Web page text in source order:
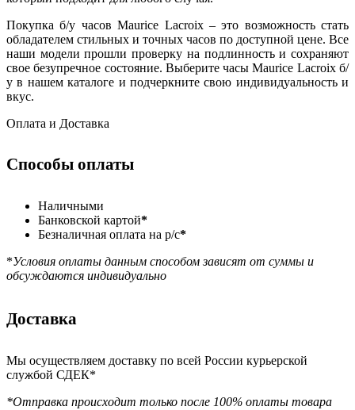
Покупка б/у часов Maurice Lacroix – это возможность стать
обладателем стильных и точных часов по доступной цене. Все
наши модели прошли проверку на подлинность и сохраняют
свое безупречное состояние. Выберите часы Maurice Lacroix б/
у в нашем каталоге и подчеркните свою индивидуальность и
вкус.
Оплата и Доставка
Способы оплаты
Наличными
Банковской картой*
Безналичная оплата на р/с*
*Условия оплаты данным способом зависят от суммы и
обсуждаются индивидуально
Доставка
Мы осуществляем доставку по всей России курьерской
службой СДЕК*
*Отправка происходит только после 100% оплаты товара